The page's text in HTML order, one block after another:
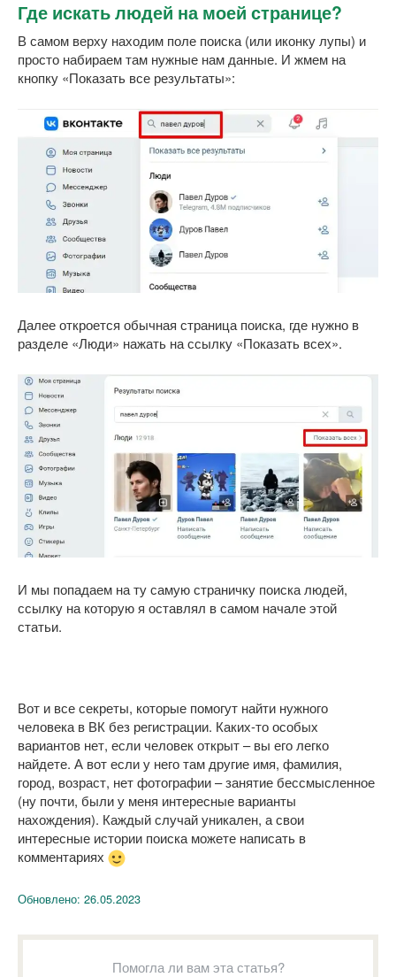
Где искать людей на моей странице?
В самом верху находим поле поиска (или иконку лупы) и
просто набираем там нужные нам данные. И жмем на
кнопку «Показать все результаты»:
Далее откроется обычная страница поиска, где нужно в
разделе «Люди» нажать на ссылку «Показать всех».
И мы попадаем на ту самую страничку поиска людей,
ссылку на которую я оставлял в самом начале этой
статьи.
Вот и все секреты, которые помогут найти нужного
человека в ВК без регистрации. Каких-то особых
вариантов нет, если человек открыт – вы его легко
найдете. А вот если у него там другие имя, фамилия,
город, возраст, нет фотографии – занятие бессмысленное
(ну почти, были у меня интересные варианты
нахождения). Каждый случай уникален, а свои
интересные истории поиска можете написать в
комментариях
Обновлено: 26.05.2023
Помогла ли вам эта статья?